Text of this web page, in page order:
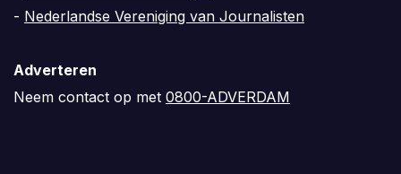
- Nederlandse Vereniging van Journalisten
Adverteren
Neem contact op met 0800-ADVERDAM